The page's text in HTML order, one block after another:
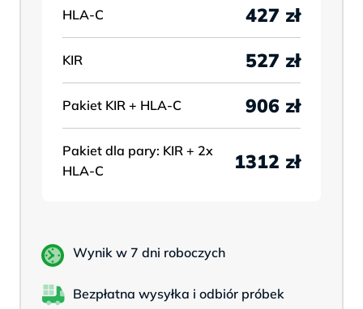
HLA-C 427 zł
KIR 527 zł
Pakiet KIR + HLA-C 906 zł
Pakiet dla pary: KIR + 2x
HLA-C
1312 zł
Wynik w 7 dni roboczych
Bezpłatna wysyłka i odbiór próbek